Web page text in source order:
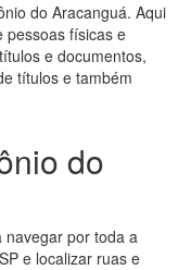
do Aracanguá. Aqui
pessoas físicas e
e documentos,
títulos e também
do
navegar por toda a
e localizar ruas e